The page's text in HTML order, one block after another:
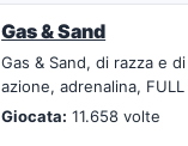
Gas & Sand
Gas & Sand, di razza e
azione, adrenalina,
Giocata: 11.658 volte